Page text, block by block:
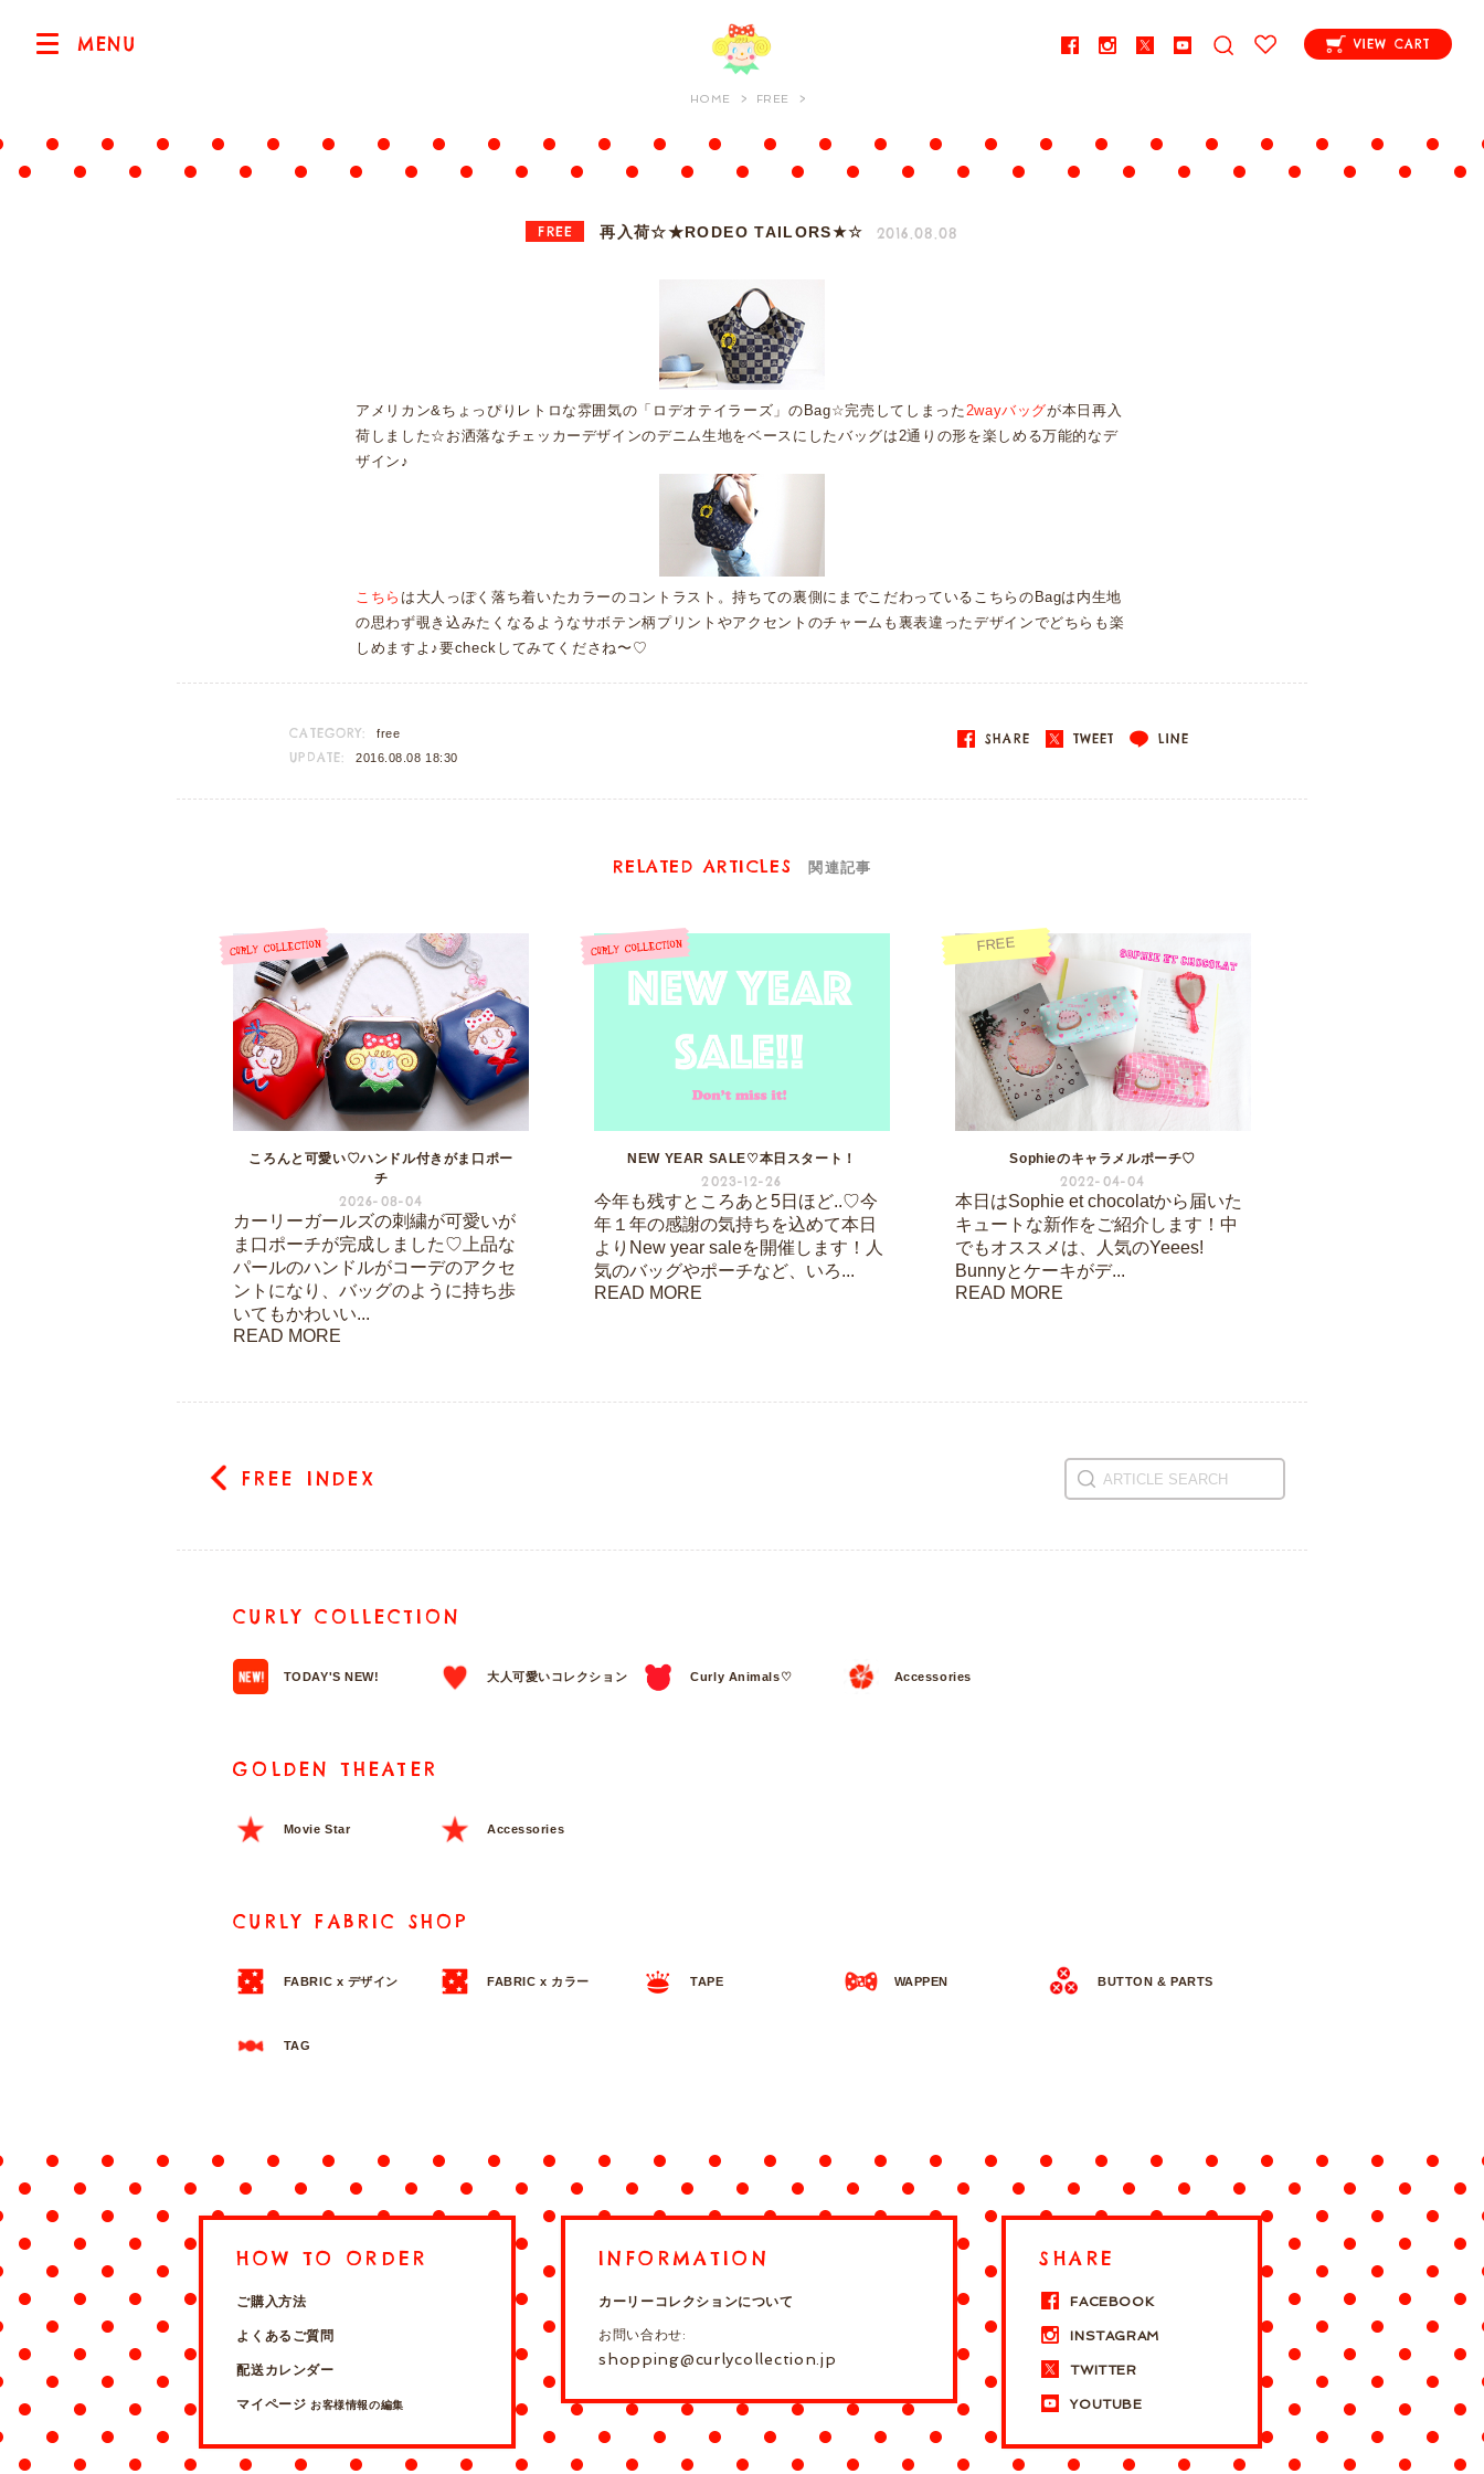
MENU VIEW CART
HOME FREE
FREE 再入荷☆★RODEO TAILORS★☆ 2016.08.08
アメリカン&ちょっぴりレトロな雰囲気の「ロデオテイラーズ」のBag☆完売してしまった2wayバッグが本日再入
荷しました☆お洒落なチェッカーデザインのデニム生地をベースにしたバッグは2通りの形を楽しめる万能的なデ
ザイン♪
こちら は大人っぽく落ち着いたカラーのコントラスト。持ちての裏側にまでこだわっているこちらのBagは内生地
の思わず覗き込みたくなるようなサボテン柄プリントやアクセントのチャームも裏表違ったデザインでどちらも楽
しめますよ♪要checkしてみてくださね〜♡
CATEGORY: free
UPDATE: 2016.08.08 18:30
SHARE TWEET LINE
RELATED ARTICLES 関連記事
ころんと可愛い♡ハンドル付きがま口ポー
チ
2026-08-04
カーリーガールズの刺繍が可愛いが
ま口ポーチが完成しました♡上品な
パールのハンドルがコーデのアクセ
ントになり、バッグのように持ち歩
いてもかわいい...
READ MORE
NEW YEAR SALE♡本日スタート！
2023-12-26
今年も残すところあと5日ほど..♡今
年１年の感謝の気持ちを込めて本日
よりNew year saleを開催します！人
気のバッグやポーチなど、いろ...
READ MORE
FREE
Sophieのキャラメルポーチ♡
2022-04-04
本日はSophie et chocolatから届いた
キュートな新作をご紹介します！中
でもオススメは、人気のYeees!
Bunnyとケーキがデ...
READ MORE
FREE INDEX
CURLY COLLECTION
TODAY'S NEW! 大人可愛いコレクション Curly Animals♡ Accessories
GOLDEN THEATER
Movie Star Accessories
CURLY FABRIC SHOP
FABRIC x デザイン FABRIC x カラー TAPE WAPPEN BUTTON & PARTS
TAG
HOW TO ORDER
ご購入方法
よくあるご質問
配送カレンダー
マイページ お客様情報の編集
INFORMATION
カーリーコレクションについて
お問い合わせ:
shopping@curlycollection.jp
SHARE
FACEBOOK
INSTAGRAM
TWITTER
YOUTUBE